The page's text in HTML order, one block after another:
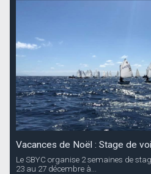
Vacances de Noël : Stage de
Le SBYC organise 2 semaines de
23 au 27 décembre à...